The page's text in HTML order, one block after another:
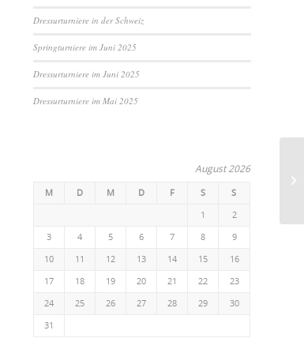
Dressurturniere in der Schweiz
Springturniere im Juni 2025
Dressurturniere im Juni 2025
Dressurturniere im Mai 2025
August 2026
M D M D F S S
1 2
3 4 5 6 7 8 9
10 11 12 13 14 15 16
17 18 19 20 21 22 23
24 25 26 27 28 29 30
31